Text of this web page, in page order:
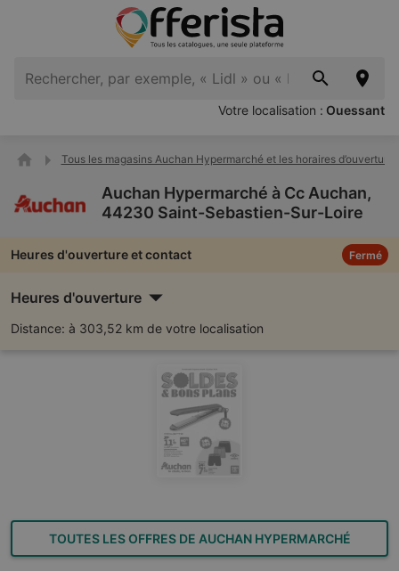
Votre localisation : Ouessant
Tous les magasins Auchan Hypermarché et les horaires d’ouverture
Auchan Hypermarché à Cc Auchan,
44230 Saint-Sebastien-Sur-Loire
Heures d'ouverture et contact Fermé
Heures d'ouverture
Distance: à 303,52 km de votre localisation
TOUTES LES OFFRES DE AUCHAN HYPERMARCHÉ